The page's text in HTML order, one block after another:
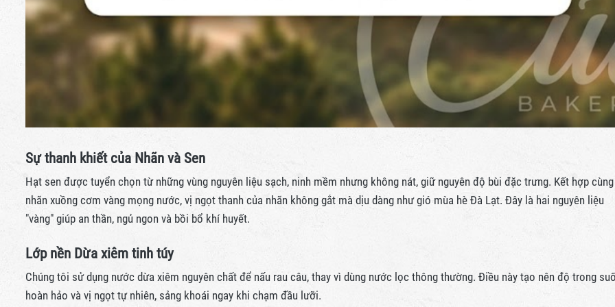
Sự thanh khiết của Nhãn và Sen
Hạt sen được tuyển chọn từ những vùng nguyên liệu sạch, ninh mềm nhưng không nát, giữ nguyên độ bùi đặc trưng. Kết hợp cùng
nhãn xuồng cơm vàng mọng nước, vị ngọt thanh của nhãn không gắt mà dịu dàng như gió mùa hè Đà Lạt. Đây là hai nguyên liệu
"vàng" giúp an thần, ngủ ngon và bồi bổ khí huyết.
Lớp nền Dừa xiêm tinh túy
Chúng tôi sử dụng nước dừa xiêm nguyên chất để nấu rau câu, thay vì dùng nước lọc thông thường. Điều này tạo nên độ trong
hoàn hảo và vị ngọt tự nhiên, sảng khoái ngay khi chạm đầu lưỡi.